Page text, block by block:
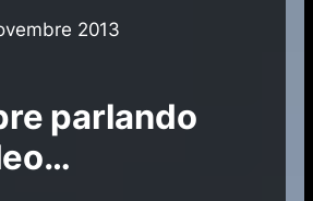
2013
parlando